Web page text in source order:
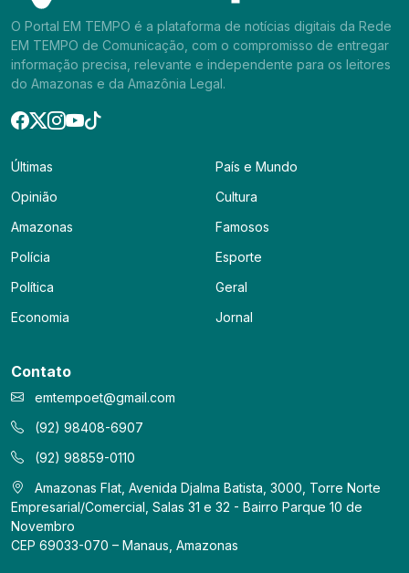
O Portal EM TEMPO é a plataforma de notícias digitais da Rede
EM TEMPO de Comunicação, com o compromisso de entregar
informação precisa, relevante e independente para os leitores
do Amazonas e da Amazônia Legal.
Últimas
Opinião
Amazonas
Polícia
Política
Economia
País e Mundo
Cultura
Famosos
Esporte
Geral
Jornal
Contato
emtempoet@gmail.com
(92) 98408-6907
(92) 98859-0110
Amazonas Flat, Avenida Djalma Batista, 3000, Torre Norte
Empresarial/Comercial, Salas 31 e 32 - Bairro Parque 10 de
Novembro
CEP 69033-070 – Manaus, Amazonas